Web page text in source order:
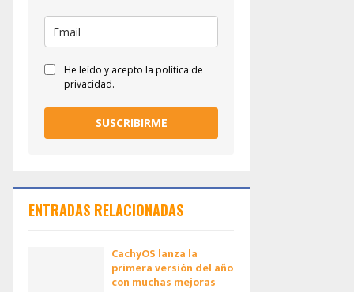
He leído y acepto la política de
privacidad.
SUSCRIBIRME
ENTRADAS RELACIONADAS
CachyOS lanza la
primera versión del año
con muchas mejoras